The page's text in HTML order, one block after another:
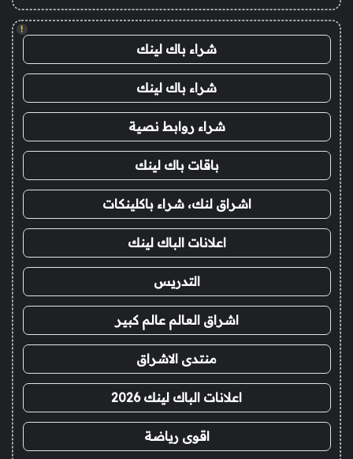
!
شراء باك لينك
شراء باك لينك
شراء روابط نصية
باقات باك لينك
اشراق لنك، شراء باكلينكات
اعلانات الباك لينك
التدريس
اشراق العالم عالم كبير
منتدى الاشراق
اعلانات الباك لينك 2026
اقوى رياضة